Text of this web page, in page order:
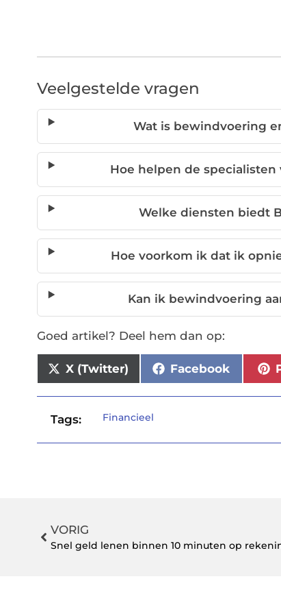
Veelgestelde vragen
Wat is bewindvoering
Hoe helpen de
Welke diensten biedt
Hoe voorkom ik dat ik
Kan ik bewindvoering
Goed artikel? Deel hem dan op:
X (Twitter) Facebook
Tags: Financieel
VORIG
Snel geld lenen binnen 10 minuten op